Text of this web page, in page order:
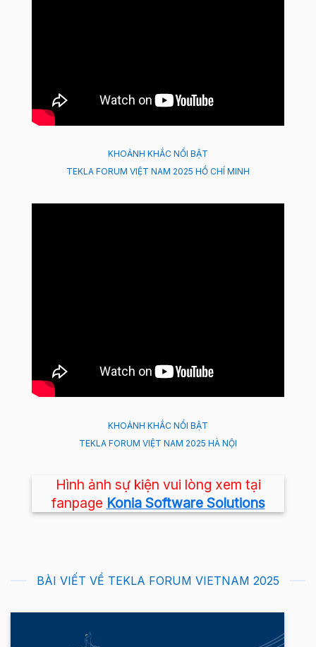
KHOẢNH KHẮC NỔI BẬT
TEKLA FORUM VIỆT NAM 2025 HỒ CHÍ MINH
KHOẢNH KHẮC NỔI BẬT
TEKLA FORUM VIỆT NAM 2025 HÀ NỘI
Hình ảnh sự kiện vui lòng xem tại
fanpage Konia Software Solutions
BÀI VIẾT VỀ TEKLA FORUM VIETNAM 2025